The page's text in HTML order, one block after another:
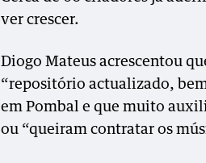
ver crescer.
Diogo Mateus acrescentou
“repositório actualizado,
em Pombal e que muito
ou “queiram contratar os